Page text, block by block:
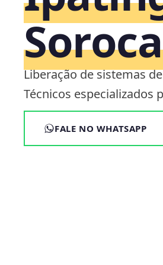
Liberação de sistemas
Técnicos especializados
FALE NO WHATSAPP